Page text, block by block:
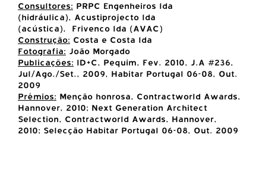
Consultores: PRPC Engenheiros lda
(hidráulica), Acustiprojecto lda
(acústica), Frivenco lda (AVAC)
Construção: Costa e Costa lda
Fotografia: João Morgado
Publicações: ID+C, Pequim, Fev. 2010, J.A #236,
Jul/Ago./Set., 2009, Habitar Portugal 06-08, Out.
2009
Prémios: Menção honrosa, Contractworld Awards,
Hannover, 2010; Next Generation Architect
Selection, Contractworld Awards, Hannover,
2010; Selecção Habitar Portugal 06-08, Out. 2009